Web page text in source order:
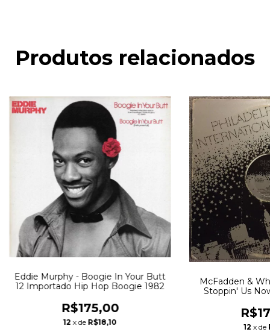
Produtos relacionados
Eddie Murphy - Boogie In Your Butt
12 Importado Hip Hop Boogie 1982
R$175,00
12 x de R$18,10
McFadden &
Stoppin' Us
12 x de